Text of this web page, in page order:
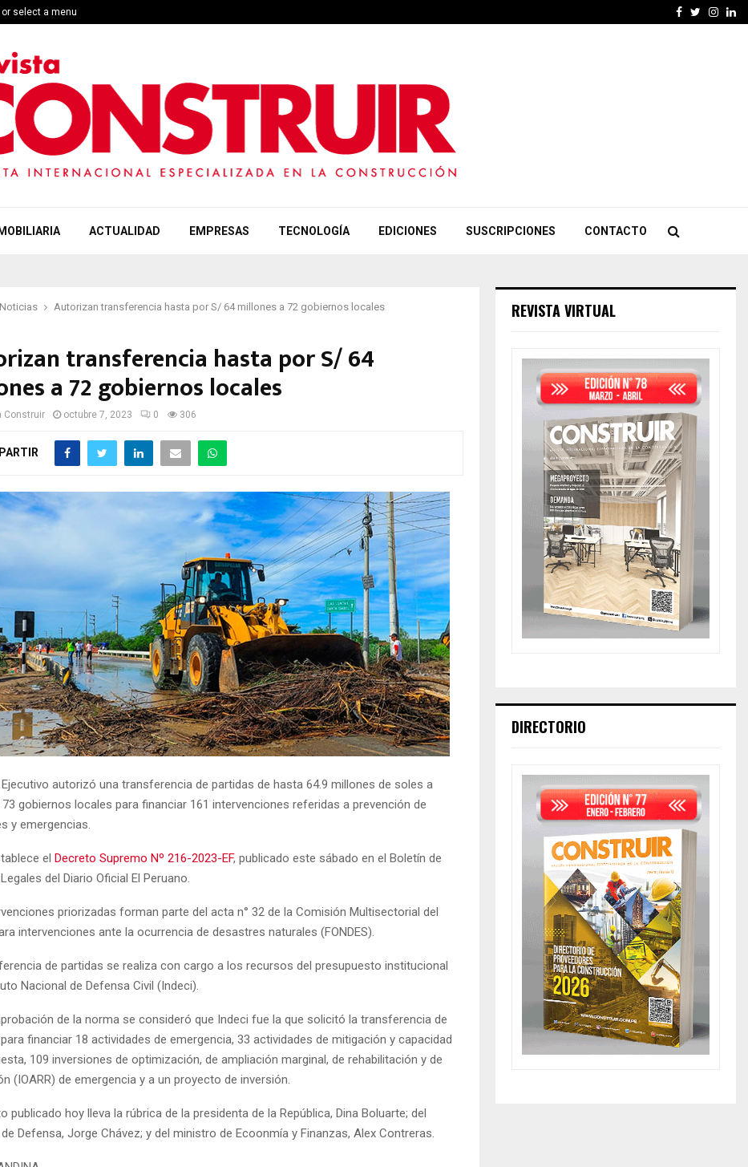
or select a menu Facebook
Twitter
ACTUALIDAD EMPRESAS TECNOLOGÍA EDICIONES SUSCRIPCIONES CONTACTO
Noticias Autorizan transferencia hasta por S/ 64 millones a 72 gobiernos locales
transferencia hasta por S/ 64
a 72 gobiernos locales
Construir octubre 7, 2023 0 306
Ejecutivo autorizó una transferencia de partidas de hasta 64.9 millones de soles a
gobiernos locales para financiar 161 intervenciones referidas a prevención de
y emergencias.
el Decreto Supremo Nº 216-2023-EF, publicado este sábado en el Boletín de
del Diario Oficial El Peruano.
priorizadas forman parte del acta n° 32 de la Comisión Multisectorial del
intervenciones ante la ocurrencia de desastres naturales (FONDES).
de partidas se realiza con cargo a los recursos del presupuesto institucional
Nacional de Defensa Civil (Indeci).
de la norma se consideró que Indeci fue la que solicitó la transferencia de
financiar 18 actividades de emergencia, 33 actividades de mitigación y capacidad
109 inversiones de optimización, de ampliación marginal, de rehabilitación y de
(IOARR) de emergencia y a un proyecto de inversión.
publicado hoy lleva la rúbrica de la presidenta de la República, Dina Boluarte; del
Defensa, Jorge Chávez; y del ministro de Ecoonmía y Finanzas, Alex Contreras.
REVISTA VIRTUAL
DIRECTORIO